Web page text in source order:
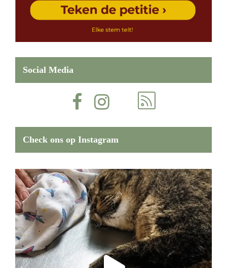
Social Media
Check ons op Instagram